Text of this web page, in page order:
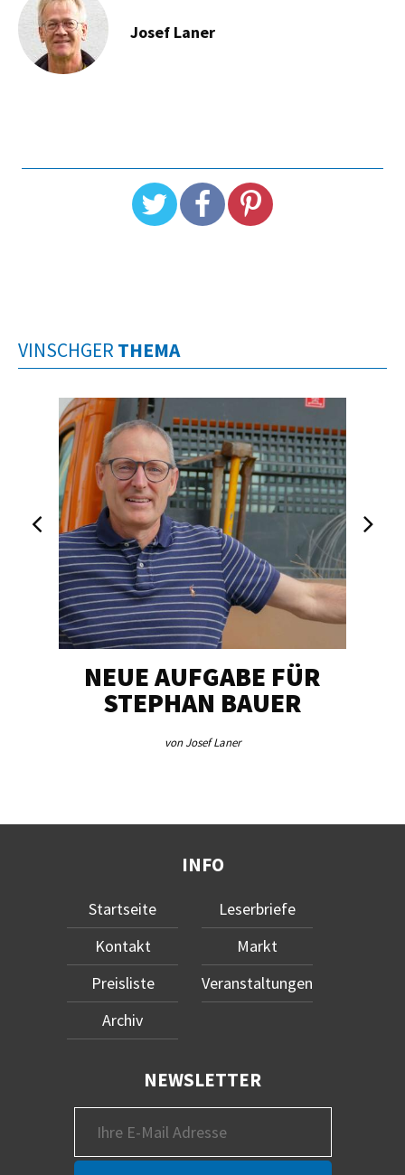
Josef Laner
VINSCHGER THEMA
NEUE AUFGABE FÜR
STEPHAN BAUER
von Josef Laner
INFO
Startseite
Kontakt
Preisliste
Archiv
Leserbriefe
Markt
Veranstaltungen
NEWSLETTER